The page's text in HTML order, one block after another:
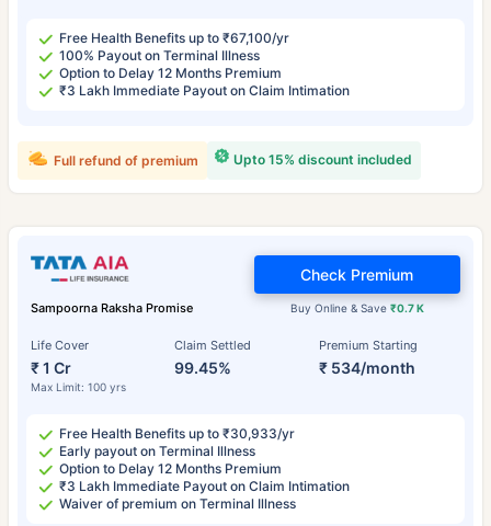
Free Health Benefits up to ₹67,100/yr
100% Payout on Terminal Illness
Option to Delay 12 Months Premium
₹3 Lakh Immediate Payout on Claim Intimation
Upto 15% discount included
Full refund of premium
Sampoorna Raksha Promise
Life Cover
₹ 1 Cr
Max Limit: 100 yrs
Claim Settled
99.45%
Premium Starting
₹ 534/month
Buy Online & Save ₹0.7 K
Check Premium
Free Health Benefits up to ₹30,933/yr
Early payout on Terminal Illness
Option to Delay 12 Months Premium
₹3 Lakh Immediate Payout on Claim Intimation
Waiver of premium on Terminal Illness